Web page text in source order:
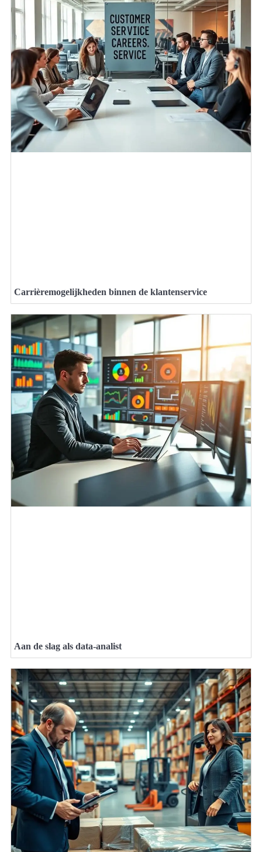
Carrièremogelijkheden binnen de klantenservice
Aan de slag als data-analist